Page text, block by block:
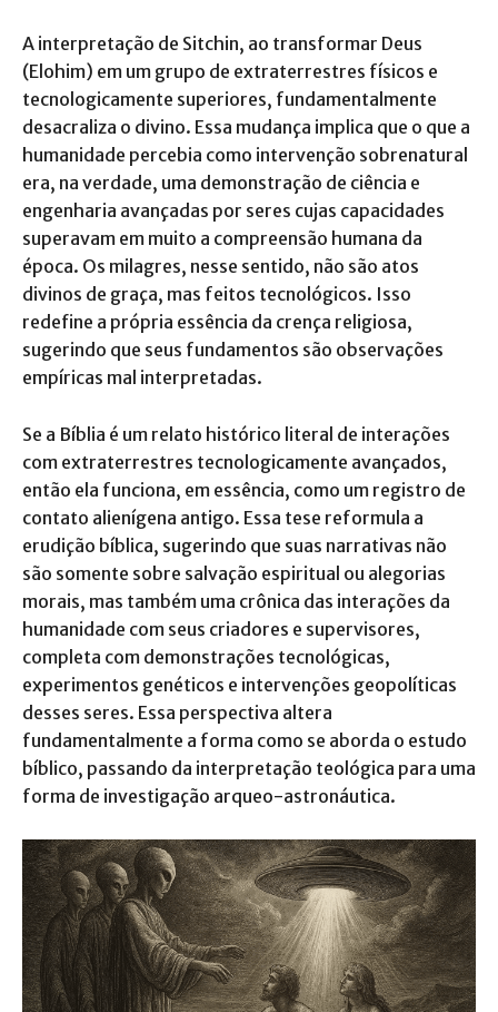
A interpretação de Sitchin, ao transformar Deus
(Elohim) em um grupo de extraterrestres físicos e
tecnologicamente superiores, fundamentalmente
desacraliza o divino. Essa mudança implica que o que a
humanidade percebia como intervenção sobrenatural
era, na verdade, uma demonstração de ciência e
engenharia avançadas por seres cujas capacidades
superavam em muito a compreensão humana da
época. Os milagres, nesse sentido, não são atos
divinos de graça, mas feitos tecnológicos. Isso
redefine a própria essência da crença religiosa,
sugerindo que seus fundamentos são observações
empíricas mal interpretadas.
Se a Bíblia é um relato histórico literal de interações
com extraterrestres tecnologicamente avançados,
então ela funciona, em essência, como um registro de
contato alienígena antigo. Essa tese reformula a
erudição bíblica, sugerindo que suas narrativas não
são somente sobre salvação espiritual ou alegorias
morais, mas também uma crônica das interações da
humanidade com seus criadores e supervisores,
completa com demonstrações tecnológicas,
experimentos genéticos e intervenções geopolíticas
desses seres. Essa perspectiva altera
fundamentalmente a forma como se aborda o estudo
bíblico, passando da interpretação teológica para uma
forma de investigação arqueo-astronáutica.